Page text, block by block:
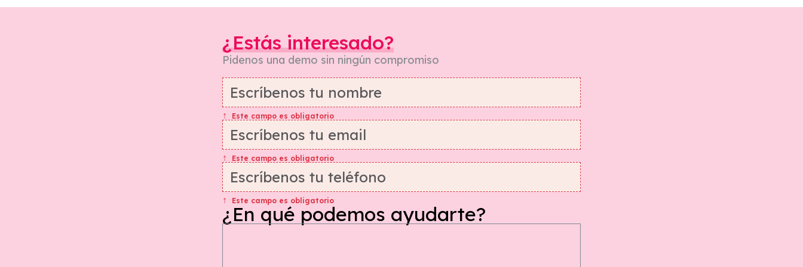
¿Estás interesado?
Pidenos una demo sin ningún compromiso
Este campo es obligatorio
Este campo es obligatorio
Este campo es obligatorio
¿En qué podemos ayudarte?